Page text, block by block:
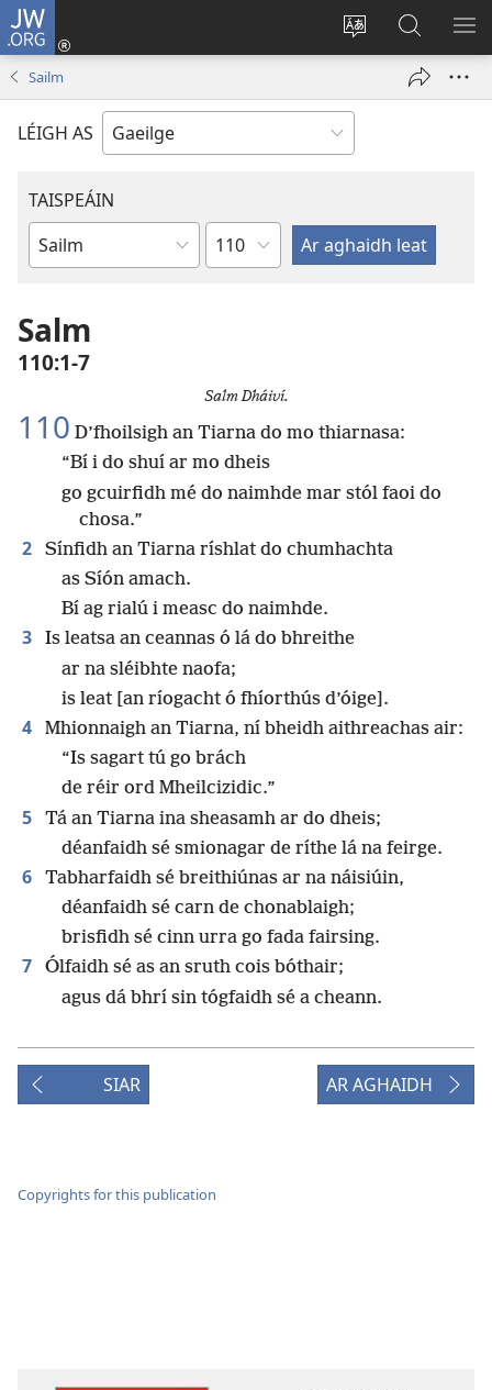
JW.ORG
Athraigh
láithreáin
Logáil
Isteach
window)
ar
JW.ORG
Sailm
LÉIGH AS
TAISPEÁIN
Leabhar
Chapter
Salm
110:1-7
Salm Dháiví.
110 D’fhoilsigh an Tiarna do mo thiarnasa:
“Bí i do shuí ar mo dheis
go gcuirfidh mé do naimhde mar stól faoi do
chosa.”
2
Sínfidh an Tiarna ríshlat do chumhachta
as Síón amach.
Bí ag rialú i measc do naimhde.
3
Is leatsa an ceannas ó lá do bhreithe
ar na sléibhte naofa;
is leat [an ríogacht ó fhíorthús d’óige].
4
Mhionnaigh an Tiarna, ní bheidh aithreachas air:
“Is sagart tú go brách
de réir ord Mheilcizidic.”
5
Tá an Tiarna ina sheasamh ar do dheis;
déanfaidh sé smionagar de ríthe lá na feirge.
6
Tabharfaidh sé breithiúnas ar na náisiúin,
déanfaidh sé carn de chonablaigh;
brisfidh sé cinn urra go fada fairsing.
7
Ólfaidh sé as an sruth cois bóthair;
agus dá bhrí sin tógfaidh sé a cheann.
SIAR AR AGHAIDH
Copyrights for this publication